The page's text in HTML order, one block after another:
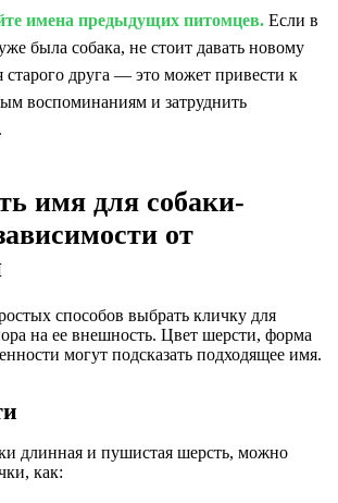
имена предыдущих питомцев. Если в
была собака, не стоит давать новому
друга — это может привести к
воспоминаниям и затруднить
имя для собаки-
от
способов выбрать кличку для
на ее внешность. Цвет шерсти, форма
могут подсказать подходящее имя.
длинная и пушистая шерсть, можно
как: